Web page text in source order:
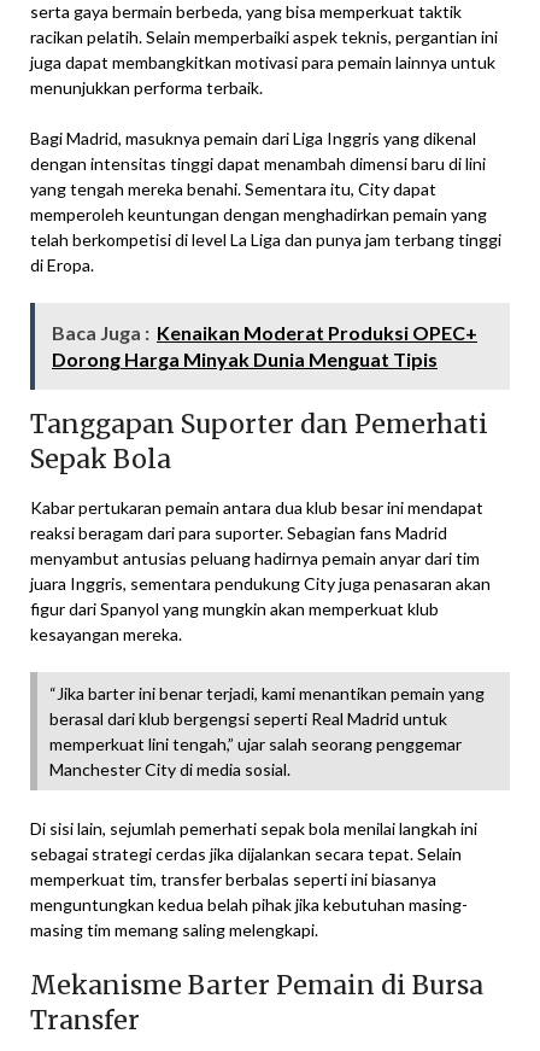
serta gaya bermain berbeda, yang bisa memperkuat taktik
racikan pelatih. Selain memperbaiki aspek teknis, pergantian ini
juga dapat membangkitkan motivasi para pemain lainnya untuk
menunjukkan performa terbaik.
Bagi Madrid, masuknya pemain dari Liga Inggris yang dikenal
dengan intensitas tinggi dapat menambah dimensi baru di lini
yang tengah mereka benahi. Sementara itu, City dapat
memperoleh keuntungan dengan menghadirkan pemain yang
telah berkompetisi di level La Liga dan punya jam terbang tinggi
di Eropa.
Baca Juga : Kenaikan Moderat Produksi OPEC+
Dorong Harga Minyak Dunia Menguat Tipis
Tanggapan Suporter dan Pemerhati
Sepak Bola
Kabar pertukaran pemain antara dua klub besar ini mendapat
reaksi beragam dari para suporter. Sebagian fans Madrid
menyambut antusias peluang hadirnya pemain anyar dari tim
juara Inggris, sementara pendukung City juga penasaran akan
figur dari Spanyol yang mungkin akan memperkuat klub
kesayangan mereka.
“Jika barter ini benar terjadi, kami menantikan pemain yang
berasal dari klub bergengsi seperti Real Madrid untuk
memperkuat lini tengah,” ujar salah seorang penggemar
Manchester City di media sosial.
Di sisi lain, sejumlah pemerhati sepak bola menilai langkah ini
sebagai strategi cerdas jika dijalankan secara tepat. Selain
memperkuat tim, transfer berbalas seperti ini biasanya
menguntungkan kedua belah pihak jika kebutuhan masing-
masing tim memang saling melengkapi.
Mekanisme Barter Pemain di Bursa
Transfer